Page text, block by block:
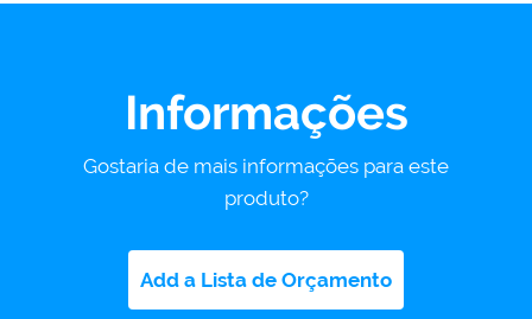
Informações
Gostaria de mais informações para este
produto?
Add a Lista de Orçamento